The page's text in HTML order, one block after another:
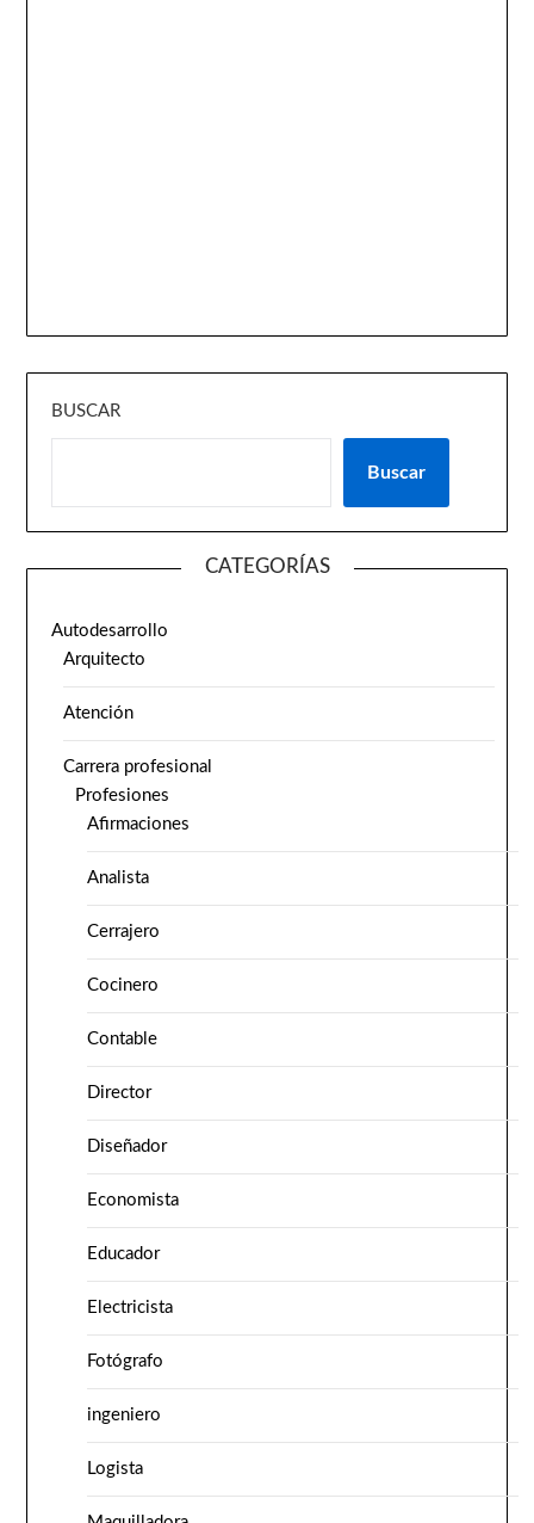
BUSCAR
Buscar
CATEGORÍAS
Autodesarrollo
Arquitecto
Atención
Carrera profesional
Profesiones
Afirmaciones
Analista
Cerrajero
Cocinero
Contable
Director
Diseñador
Economista
Educador
Electricista
Fotógrafo
ingeniero
Logista